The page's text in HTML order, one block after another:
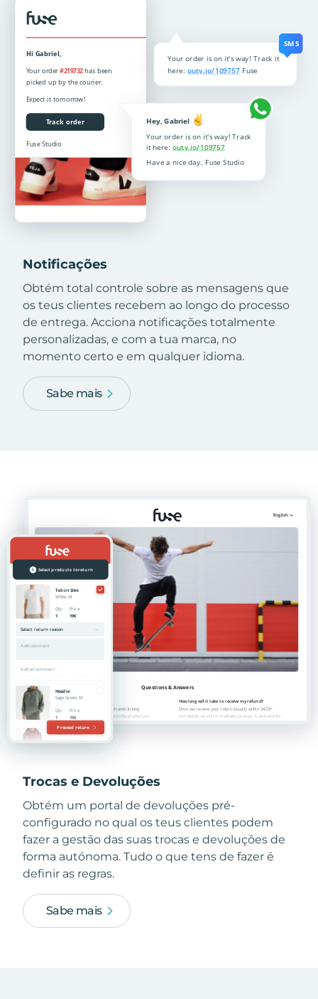
Notificações
Obtém total controle sobre as mensagens que
os teus clientes recebem ao longo do processo
de entrega. Acciona notificações totalmente
personalizadas, e com a tua marca, no
momento certo e em qualquer idioma.
Sabe mais
Trocas e Devoluções
Obtém um portal de devoluções pré-
configurado no qual os teus clientes podem
fazer a gestão das suas trocas e devoluções de
forma autónoma. Tudo o que tens de fazer é
definir as regras.
Sabe mais